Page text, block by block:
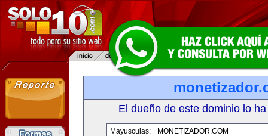
El dueño de este dominio lo
Mayusculas:
MONETIZADOR.COM